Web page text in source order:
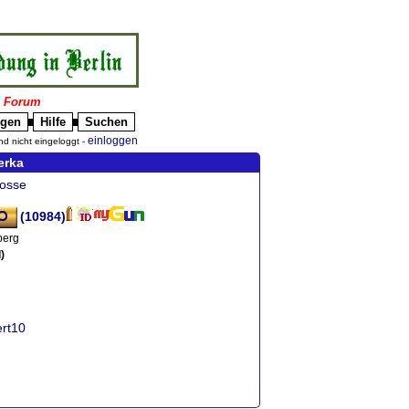
Forum
Hilfe Suchen
nicht eingeloggt - einloggen
(10984)